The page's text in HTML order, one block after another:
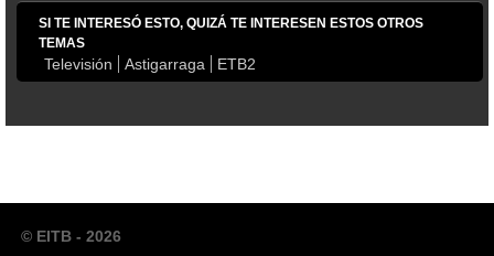
SI TE INTERESÓ ESTO, QUIZÁ TE INTERESEN ESTOS OTROS
TEMAS
Televisión Astigarraga ETB2
© EITB - 2026